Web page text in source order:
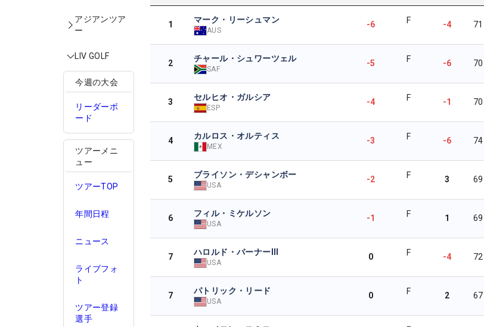
アジアンツア
ー
LIV GOLF
今週の大会
リーダーボ
ード
ツアーメニ
ュー
ツアーTOP
年間日程
ニュース
ライブフォ
ト
ツアー登録
選手
1 マーク・リーシュマン
AUS
-6 F -4 71
2 チャール・シュワーツェル
SAF
-5 F -6 70
3 セルヒオ・ガルシア
ESP
-4 F -1 70
4 カルロス・オルティス
MEX
-3 F -6 74
5 ブライソン・デシャンボー
USA
-2 F 3 69
6 フィル・ミケルソン
USA
-1 F 1 69
7 ハロルド・バーナーIII
USA
0 F -4 72
7 パトリック・リード
USA
0 F 2 67